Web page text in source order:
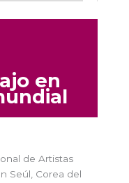
en
de Artistas
Seúl, Corea del